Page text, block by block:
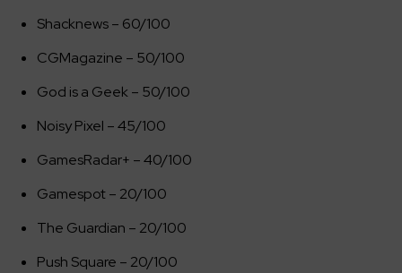
Shacknews – 60/100
CGMagazine – 50/100
God is a Geek – 50/100
Noisy Pixel – 45/100
GamesRadar+ – 40/100
Gamespot – 20/100
The Guardian – 20/100
Push Square – 20/100